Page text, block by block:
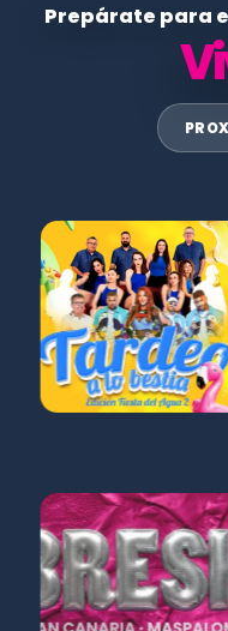
Prepárate para